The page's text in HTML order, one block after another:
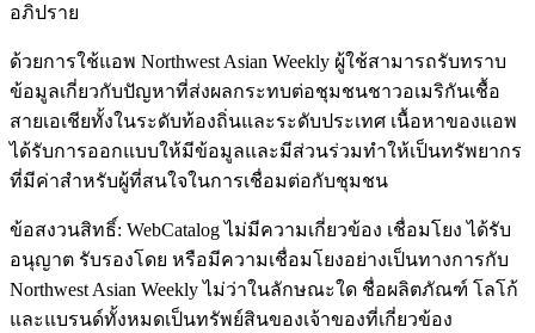
อภิปราย
ด้วยการใช้แอพ Northwest Asian Weekly ผู้ใช้สามารถรับทราบ
ข้อมูลเกี่ยวกับปัญหาที่ส่งผลกระทบต่อชุมชนชาวอเมริกันเชื้อ
สายเอเชียทั้งในระดับท้องถิ่นและระดับประเทศ เนื้อหาของแอพ
ได้รับการออกแบบให้มีข้อมูลและมีส่วนร่วมทำให้เป็นทรัพยากร
ที่มีค่าสำหรับผู้ที่สนใจในการเชื่อมต่อกับชุมชน
ข้อสงวนสิทธิ์: WebCatalog ไม่มีความเกี่ยวข้อง เชื่อมโยง ได้รับ
อนุญาต รับรองโดย หรือมีความเชื่อมโยงอย่างเป็นทางการกับ
Northwest Asian Weekly ไม่ว่าในลักษณะใด ชื่อผลิตภัณฑ์ โลโก้
และแบรนด์ทั้งหมดเป็นทรัพย์สินของเจ้าของที่เกี่ยวข้อง